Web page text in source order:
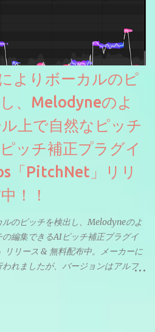
よりボーカルのピ
、Melodyneのよ
上で自然なピッチ
ッチ補正プラグイ
「PitchNet」リリ
！！
ルのピッチを検出し、Melodyneのよ
編集できるAIピッチ補正プラグイ
リリース & 無料配布中。メーカーに
れましたが、バージョンはアルフ